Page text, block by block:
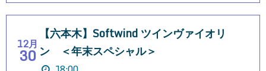
12月
30
【六本木】Softwind ツインヴァイオリ
ン ＜年末スペシャル＞